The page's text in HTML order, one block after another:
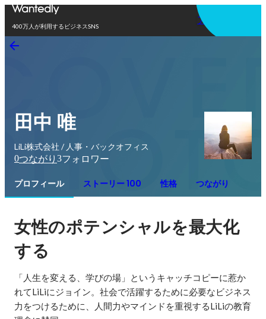
400万人が利用するビジネスSNS
アプリを使う
田中 唯
LiLi株式会社 / 人事・バックオフィス
0つながり 3フォロワー
プロフィール ストーリー 100 性格 つながり
女性のポテンシャルを最大化
する
「人生を変える、学びの場」というキャッチコピーに惹か
れてLiLiにジョイン。社会で活躍するために必要なビジネス
力をつけるために、人間力やマインドを重視するLiLiの教育